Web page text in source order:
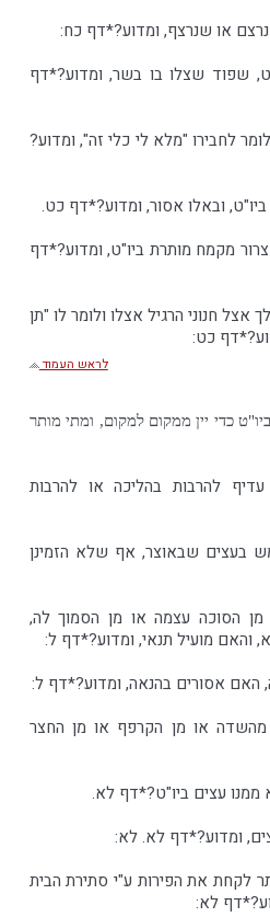
או שנרצף, ומדוע?*דף כח:
שפוד שצלו בו בשר, ומדוע?*דף
לחבירו "מלא לי כלי זה", ומדוע?
ובאלו אסור, ומדוע?*דף כט.
מקמח מותרת ביו"ט, ומדוע?*דף
אצל חנוני הרגיל אצלו ולומר לו "תן
כט:
לראש העמוד
כדי יין ממקום למקום, ומתי מותר
להרבות בהליכה או להרבות
בעצים שבאוצר, אף שלא הזמינן
הסוכה עצמה או מן הסמוך לה,
והאם מועיל תנאי, ומדוע?*דף ל:
האם אסורים בהנאה, ומדוע?*דף ל:
או מן הקרפף או מן החצר
ממנו עצים ביו"ט?*דף לא.
ומדוע?*דף לא. לא:
לקחת את הפירות ע"י סתירת הבית
לא: